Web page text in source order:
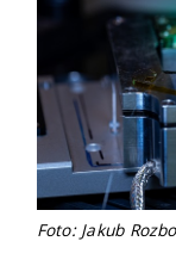
Foto: Jakub